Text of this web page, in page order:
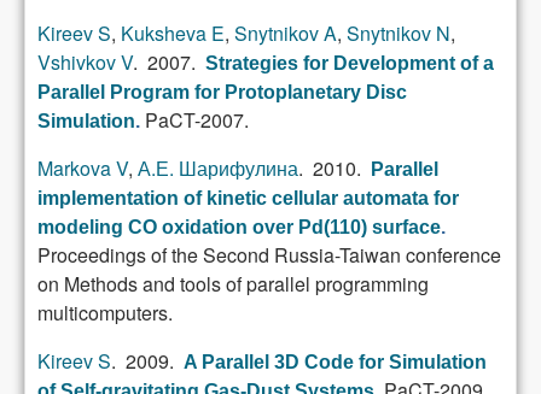
Kireev S, Kuksheva E, Snytnikov A, Snytnikov N,
Vshivkov V. 2007. Strategies for Development of a
Parallel Program for Protoplanetary Disc
Simulation. PaCT-2007.
Markova V, А.Е. Шарифулина. 2010.
Parallel
implementation of kinetic cellular automata for
modeling CO oxidation over Pd(110) surface.
Proceedings of the Second Russia-Taiwan conference
on Methods and tools of parallel programming
multicomputers.
Kireev S. 2009. A Parallel 3D Code for Simulation